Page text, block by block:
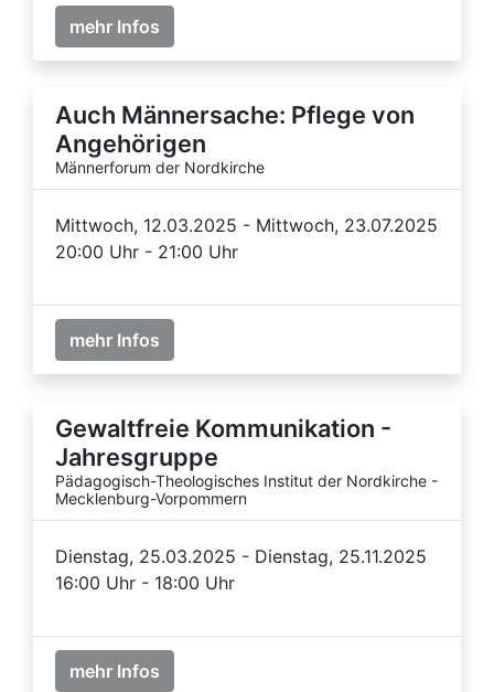
mehr Infos
Auch Männersache: Pflege von
Angehörigen
Männerforum der Nordkirche
Mittwoch, 12.03.2025 - Mittwoch, 23.07.2025
20:00 Uhr - 21:00 Uhr
mehr Infos
Gewaltfreie Kommunikation -
Jahresgruppe
Pädagogisch-Theologisches Institut der Nordkirche -
Mecklenburg-Vorpommern
Dienstag, 25.03.2025 - Dienstag, 25.11.2025
16:00 Uhr - 18:00 Uhr
mehr Infos